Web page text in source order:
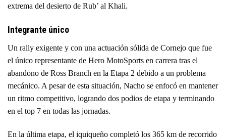
extrema del desierto de Rub’ al Khali.
Integrante único
Un rally exigente y con una actuación sólida de Cornejo que fue
el único representante de Hero MotoSports en carrera tras el
abandono de Ross Branch en la Etapa 2 debido a un problema
mecánico. A pesar de esta situación, Nacho se enfocó en mantener
un ritmo competitivo, logrando dos podios de etapa y terminando
en el top 7 en todas las jornadas.
En la última etapa, el iquiqueño completó los 365 km de recorrido